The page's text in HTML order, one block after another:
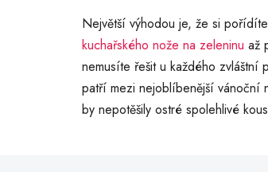
Největší výhodou je, že si
kuchařského nože na zeleninu až
nemusíte řešit u každého
patří mezi nejoblíbenější vánoční
by nepotěšily ostré spolehlivé